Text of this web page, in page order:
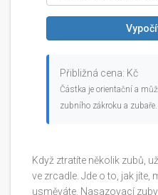
Přibližná cena: Kč
Částka je orientační a
zubního zákroku a zubaře.
Když ztratíte několik zubů,
ve zrcadle. Jde o to, jak jíte,
usměváte. Nasazovací